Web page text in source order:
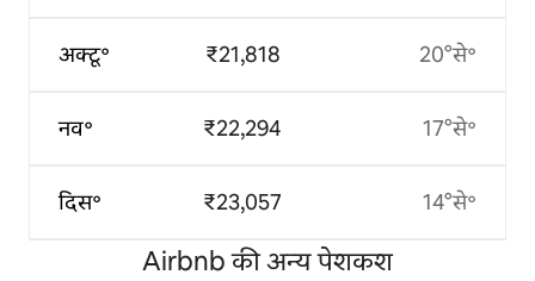
अक्टू॰
नव॰
दिस॰
₹21,818
₹22,294
₹23,057
20°से॰
17°से॰
14°से॰
Airbnb की अन्य पेशकश